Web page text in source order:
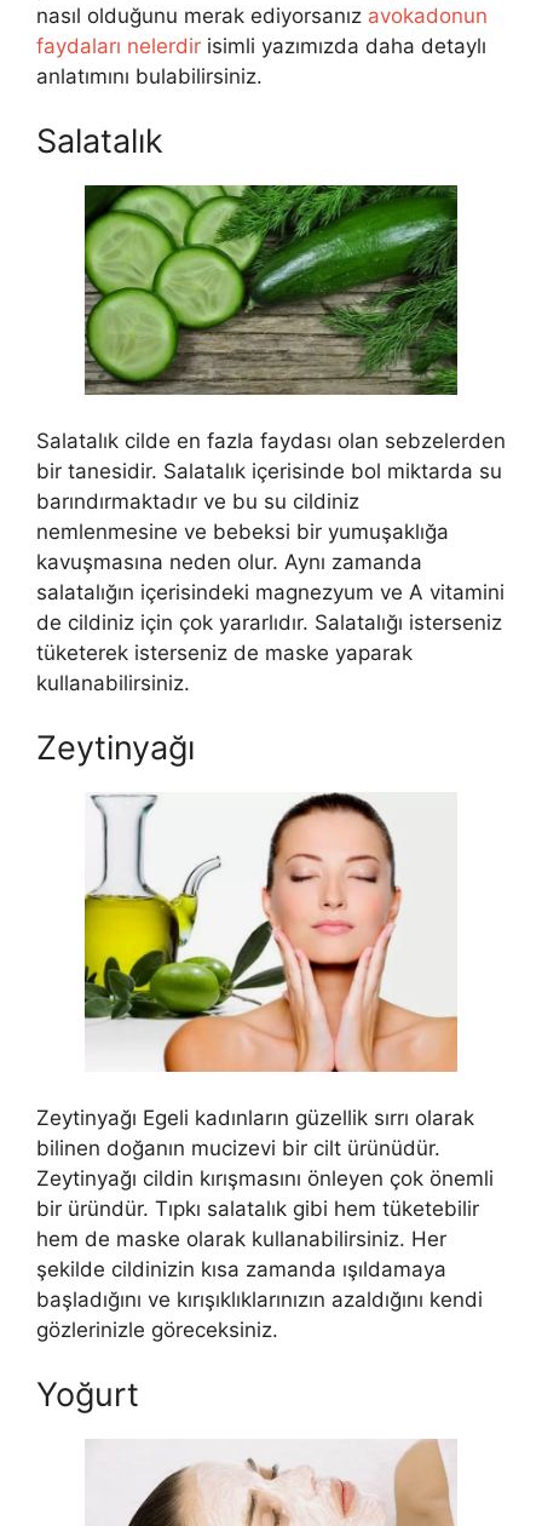
nasıl olduğunu merak ediyorsanız avokadonun
faydaları nelerdir isimli yazımızda daha detaylı
anlatımını bulabilirsiniz.
Salatalık
Salatalık cilde en fazla faydası olan sebzelerden
bir tanesidir. Salatalık içerisinde bol miktarda su
barındırmaktadır ve bu su cildiniz
nemlenmesine ve bebeksi bir yumuşaklığa
kavuşmasına neden olur. Aynı zamanda
salatalığın içerisindeki magnezyum ve A vitamini
de cildiniz için çok yararlıdır. Salatalığı isterseniz
tüketerek isterseniz de maske yaparak
kullanabilirsiniz.
Zeytinyağı
Zeytinyağı Egeli kadınların güzellik sırrı olarak
bilinen doğanın mucizevi bir cilt ürünüdür.
Zeytinyağı cildin kırışmasını önleyen çok önemli
bir üründür. Tıpkı salatalık gibi hem tüketebilir
hem de maske olarak kullanabilirsiniz. Her
şekilde cildinizin kısa zamanda ışıldamaya
başladığını ve kırışıklıklarınızın azaldığını kendi
gözlerinizle göreceksiniz.
Yoğurt